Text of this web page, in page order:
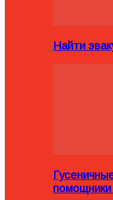
Найти
помощники